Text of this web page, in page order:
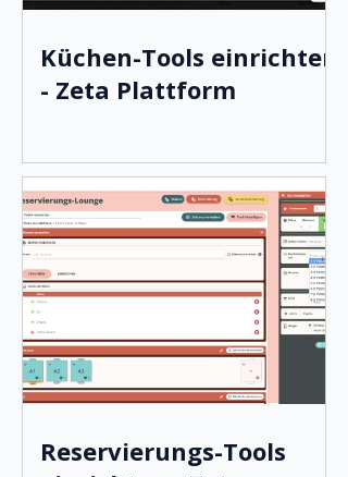
Küchen-Tools einrichten
- Zeta Plattform
Reservierungs-Tools